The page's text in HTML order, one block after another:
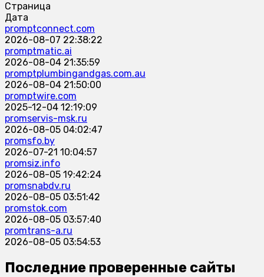
Страница
Дата
promptconnect.com
2026-08-07 22:38:22
promptmatic.ai
2026-08-04 21:35:59
promptplumbingandgas.com.au
2026-08-04 21:50:00
promptwire.com
2025-12-04 12:19:09
promservis-msk.ru
2026-08-05 04:02:47
promsfo.by
2026-07-21 10:04:57
promsiz.info
2026-08-05 19:42:24
promsnabdv.ru
2026-08-05 03:51:42
promstok.com
2026-08-05 03:57:40
promtrans-a.ru
2026-08-05 03:54:53
Последние проверенные сайты